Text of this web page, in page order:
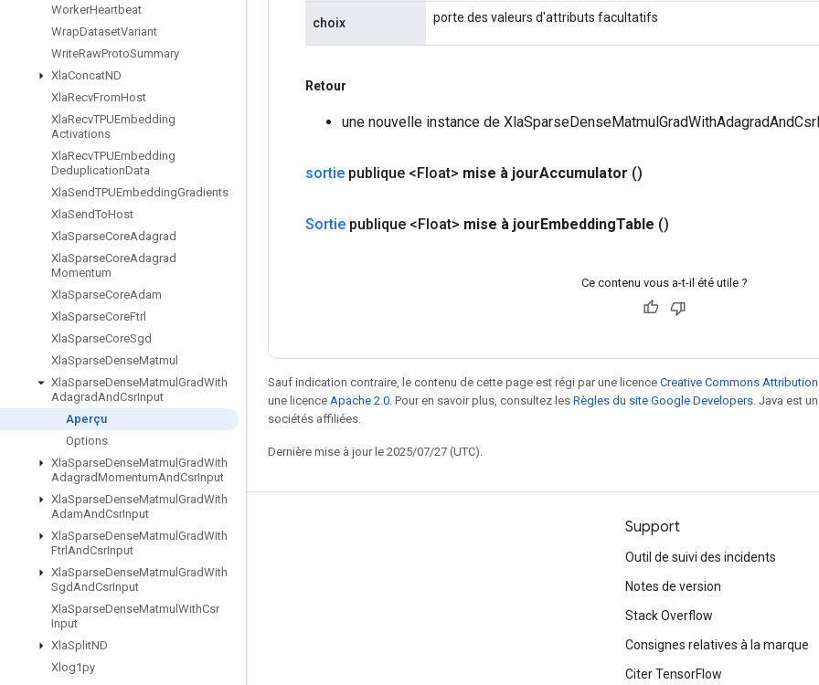
WorkerHeartbeat
WrapDatasetVariant
WriteRawProtoSummary
XlaConcatND
XlaRecvFromHost
XlaRecvTPUEmbedding
Activations
XlaRecvTPUEmbedding
DeduplicationData
XlaSendTPUEmbeddingGradients
XlaSendToHost
XlaSparseCoreAdagrad
XlaSparseCoreAdagrad
Momentum
XlaSparseCoreAdam
XlaSparseCoreFtrl
XlaSparseCoreSgd
XlaSparseDenseMatmul
XlaSparseDenseMatmul GradWith
AdagradAndCsrInput
Aperçu
Options
XlaSparseDenseMatmul GradWith
AdagradMomentumAndCsrInput
XlaSparseDenseMatmul GradWith
AdamAndCsrInput
XlaSparseDenseMatmul GradWith
Ftrl AndCsrInput
XlaSparseDenseMatmul GradWith
SgdAndCsrInput
XlaSparseDenseMatmul WithCsr
Input
XlaSplitND
Xlog1py
choix porte des valeurs d'attributs facultatifs
Retour
une nouvelle instance de
sortie publique <Float> mise à jourAccumulator ()
Sortie publique <Float> mise à jourEmbeddingTable ()
Ce contenu vous a-t-il été utile ?
Sauf indication contraire, le contenu de cette page est régi par une licence Creative Commons
une licence Apache 2.0 . Pour en savoir plus, consultez les Règles du site Google Developers . Java est
sociétés affiliées.
Dernière mise à jour le 2025/07/27 (UTC).
Rester connecté
Forum
GitHub
Twitter
YouTube
Support
Outil de suivi des incidents
Notes de version
Stack Overflow
Consignes relatives à la marque
Citer TensorFlow